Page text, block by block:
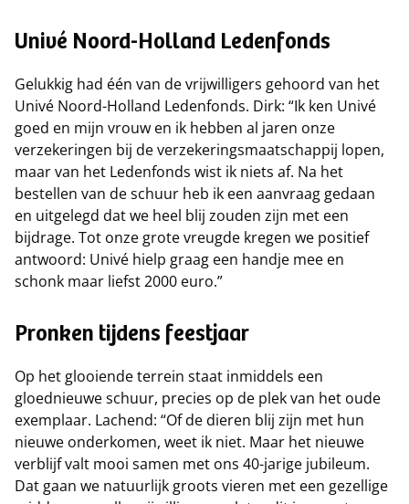
Univé Noord-Holland Ledenfonds
Gelukkig had één van de vrijwilligers gehoord van het
Univé Noord-Holland Ledenfonds. Dirk: “Ik ken Univé
goed en mijn vrouw en ik hebben al jaren onze
verzekeringen bij de verzekeringsmaatschappij lopen,
maar van het Ledenfonds wist ik niets af. Na het
bestellen van de schuur heb ik een aanvraag gedaan
en uitgelegd dat we heel blij zouden zijn met een
bijdrage. Tot onze grote vreugde kregen we positief
antwoord: Univé hielp graag een handje mee en
schonk maar liefst 2000 euro.”
Pronken tijdens feestjaar
Op het glooiende terrein staat inmiddels een
gloednieuwe schuur, precies op de plek van het oude
exemplaar. Lachend: “Of de dieren blij zijn met hun
nieuwe onderkomen, weet ik niet. Maar het nieuwe
verblijf valt mooi samen met ons 40-jarige jubileum.
Dat gaan we natuurlijk groots vieren met een gezellige